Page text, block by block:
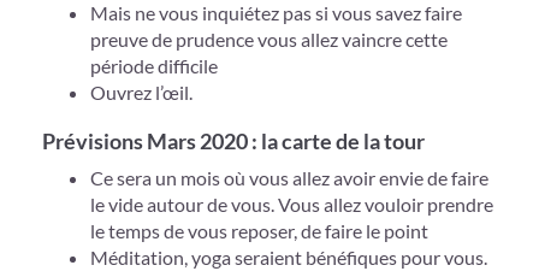
Mais ne vous inquiétez pas si vous savez faire
preuve de prudence vous allez vaincre cette
période difficile
Ouvrez l’œil.
Prévisions Mars 2020 : la carte de la tour
Ce sera un mois où vous allez avoir envie de faire
le vide autour de vous. Vous allez vouloir prendre
le temps de vous reposer, de faire le point
Méditation, yoga seraient bénéfiques pour vous.